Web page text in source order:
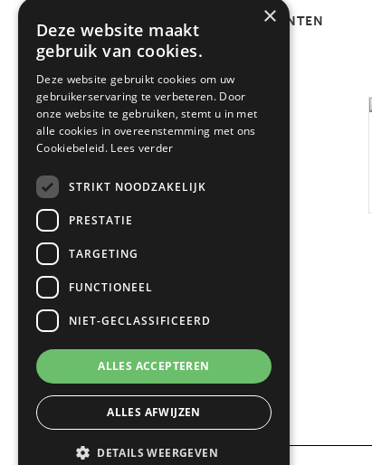
FILTER OP AANTAL COMPARTIMENTEN
3(15)
1(3)
FILTER OP KLEUR
Crème (3)
Antraciet(3)
Zwart Zilver(1)
×
Deze website maakt
gebruik van cookies.
Deze website gebruikt cookies om uw
gebruikerservaring te verbeteren. Door
onze website te gebruiken, stemt u in met
alle cookies in overeenstemming met ons
Cookiebeleid. Lees verder
STRIKT NOODZAKELIJK
PRESTATIE
TARGETING
FUNCTIONEEL
NIET-GECLASSIFICEERD
ALLES ACCEPTEREN
ALLES AFWIJZEN
DETAILS WEERGEVEN